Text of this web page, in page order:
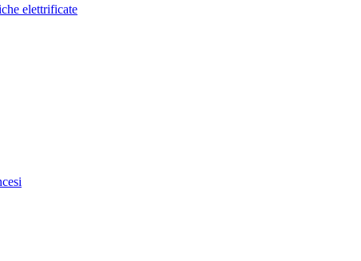
elettrificate